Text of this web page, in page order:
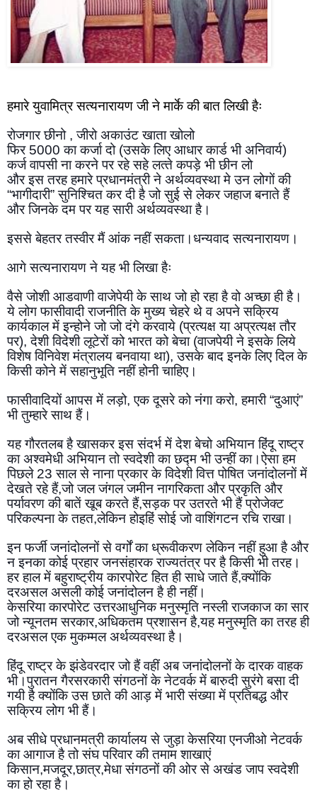
हमारे युवामित्र सत्यनारायण जी ने मार्के की बात लिखी हैः
रोजगार छीनो , जीरो अकाउंट खाता खोलो
फिर 5000 का कर्जा दो (उसके लिए आधार कार्ड भी अनिवार्य)
कर्ज वापसी ना करने पर रहे सहे लत्‍ते कपड़े भी छीन लो
और इस तरह हमारे प्रधानमंत्री ने अर्थव्‍यवस्‍था मे उन लोगों की
“भागीदारी” सुनिश्चित कर दी है जो सुई से लेकर जहाज बनाते हैं
और जिनके दम पर यह सारी अ‍र्थव्‍यवस्‍था है।
इससे बेहतर तस्वीर मैं आंक नहीं सकता।धन्यवाद सत्यनारायण।
आगे सत्यनारायण ने यह भी लिखा हैः
वैसे जोशी आडवाणी वाजेपेयी के साथ जो हो रहा है वो अच्‍छा ही है।
ये लोग फासीवादी राजनीति के मुख्‍य चेहरे थे व अपने सक्रिय
कार्यकाल में इन्‍होने जो जो दंगे करवाये (प्रत्‍यक्ष या अप्रत्‍यक्ष तौर
पर), देशी विदेशी लूटेरों को भारत को बेचा (वाजपेयी ने इसके लिये
विशेष विनिवेश मंत्रालय बनवाया था), उसके बाद इनके लिए दिल के
किसी कोने में सहानुभूति नहीं होनी चाहिए।
फासीवादियों आपस में लड़ो, एक दूसरे को नंगा करो, हमारी “दुआएं”
भी तुम्‍हारे साथ हैं।
यह गौरतलब है खासकर इस संदर्भ में देश बेचो अभियान हिंदू राष्ट्र
का अश्वमेधी अभियान तो स्वदेशी का छद्म भी उन्हीं का।ऐसा हम
पिछले 23 साल से नाना प्रकार के विदेशी वित्त पोषित जनांदोलनों में
देखते रहे हैं,जो जल जंगल जमीन नागरिकता और प्रकृति और
पर्यावरण की बातें खूब करते हैं,सड़क पर उतरते भी हैं प्रोजेक्ट
परिकल्पना के तहत,लेकिन होइहिं सोई जो वाशिंगटन रचि राखा।
इन फर्जी जनांदोलनों से वर्गों का ध्रूवीकरण लेकिन नहीं हुआ है और
न इनका कोई प्रहार जनसंहारक राज्यतंत्र पर है किसी भी तरह।
हर हाल में बहुराष्ट्रीय कारपोरेट हित ही साधे जाते हैं,क्योंकि
दरअसल असली कोई जनांदोलन है ही नहीं।
केसरिया कारपोरेट उत्तरआधुनिक मनुस्मृति नस्ली राजकाज का सार
जो न्यूनतम सरकार,अधिकतम प्रशासन है,यह मनुस्मृति का तरह ही
दरअसल एक मुकम्मल अर्थव्यवस्था है।
हिंदू राष्ट्र के झंडेवरदार जो हैं वहीं अब जनांदोलनों के दारक वाहक
भी।पुरातन गैरसरकारी संगठनों के नेटवर्क में बारुदी सुरंगे बसा दी
गयी है क्योंकि उस छाते की आड़ में भारी संख्या में प्रतिबद्ध और
सक्रिय लोग भी हैं।
अब सीधे प्रधानमत्री कार्यालय से जुड़ा केसरिया एनजीओ नेटवर्क
का आगाज है तो संघ परिवार की तमाम शाखाएं
किसान,मजदूर,छात्र,मेधा संगठनों की ओर से अखंड जाप स्वदेशी
का हो रहा है।